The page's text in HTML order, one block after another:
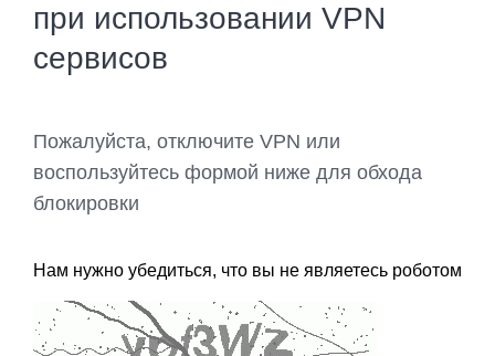
при использовании VPN
сервисов
Пожалуйста, отключите VPN или
воспользуйтесь формой ниже для обхода
блокировки
Нам нужно убедиться, что вы не являетесь роботом